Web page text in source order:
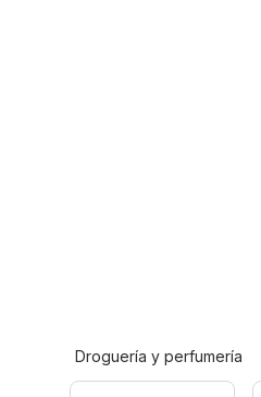
Droguería y perfumería